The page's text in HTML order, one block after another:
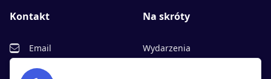
Kontakt
Email
Facebook
Na skróty
Wydarzenia